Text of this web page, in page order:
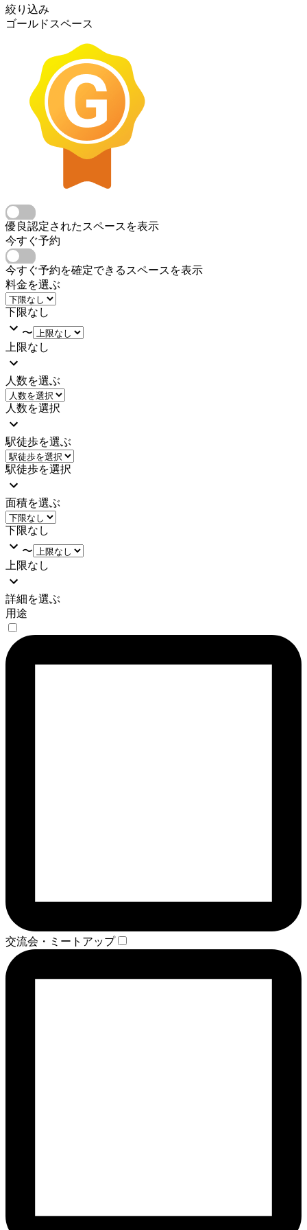
絞り込み
ゴールドスペース
優良認定されたスペースを表示
今すぐ予約
今すぐ予約を確定できるスペースを表示
料金を選ぶ
下限なし
〜
上限なし
人数を選ぶ
人数を選択
駅徒歩を選ぶ
駅徒歩を選択
面積を選ぶ
下限なし
〜
上限なし
詳細を選ぶ
用途
交流会・ミートアップ